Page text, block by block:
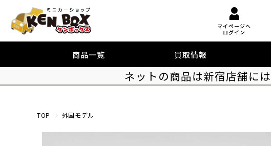
マイページへ
ログイン
商品一覧 買取情報
ネットの商品は新宿店舗に
TOP 外国モデル